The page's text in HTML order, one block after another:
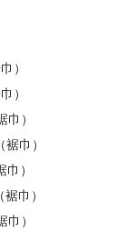
）
）
）
巾）
）
巾）
）